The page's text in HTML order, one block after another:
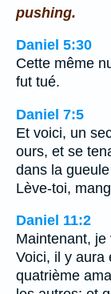
pushing.
Daniel 5:30
Cette même
fut tué.
Daniel 7:5
Et voici, un
ours, et se
dans la
Lève-toi,
Daniel 11:2
Maintenant,
Voici, il y aura
quatrième